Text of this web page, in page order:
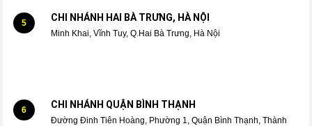
5 CHI NHÁNH HAI BÀ TRƯNG, HÀ NỘI
Minh Khai, Vĩnh Tuy, Q.Hai Bà Trưng, Hà Nội
6 CHI NHÁNH QUẬN BÌNH THẠNH
Đường Đinh Tiên Hoàng, Phường 1, Quận Bình Thạnh, Thành